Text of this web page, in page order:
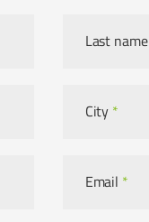
Last name
City *
Email *